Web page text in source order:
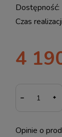
Dostępność:
Czas
4
-
Opinie o